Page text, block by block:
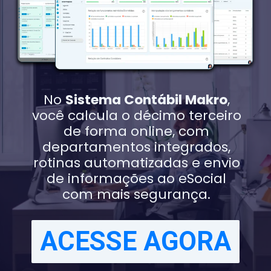
NoSistema Contábil Makro,
você calcula o décimo terceiro
de forma online, com
departamentos integrados,
rotinas automatizadas e envio
de informações ao eSocial
com mais segurança.
ACESSE AGORA
ACESSE AGORA